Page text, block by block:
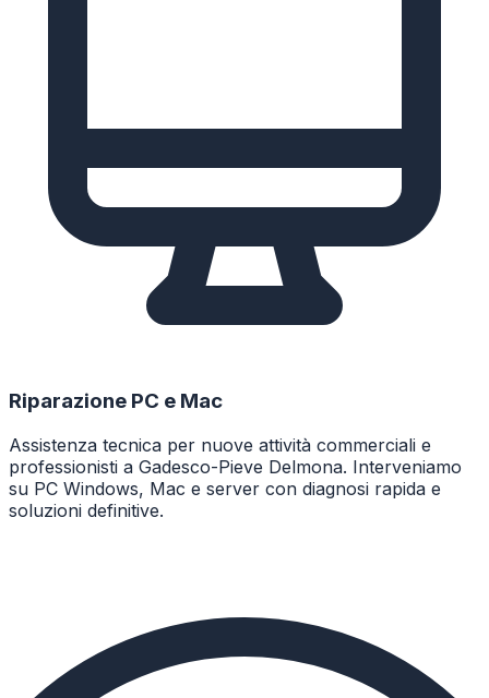
Riparazione PC e Mac
Assistenza tecnica per nuove attività commerciali e
professionisti a Gadesco-Pieve Delmona. Interveniamo
su PC Windows, Mac e server con diagnosi rapida e
soluzioni definitive.